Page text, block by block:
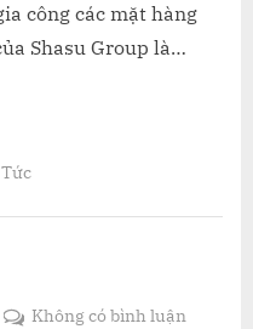
công các mặt hàng
Shasu Group là…
Không có bình luậnở